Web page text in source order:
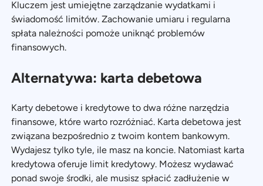
Kluczem jest umiejętne zarządzanie wydatkami i
świadomość limitów. Zachowanie umiaru i regularna
spłata należności pomoże uniknąć problemów
finansowych.
Alternatywa: karta debetowa
Karty debetowe i kredytowe to dwa różne narzędzia
finansowe, które warto rozróżniać. Karta debetowa jest
związana bezpośrednio z twoim kontem bankowym.
Wydajesz tylko tyle, ile masz na koncie. Natomiast karta
kredytowa oferuje limit kredytowy. Możesz wydawać
ponad swoje środki, ale musisz spłacić zadłużenie w